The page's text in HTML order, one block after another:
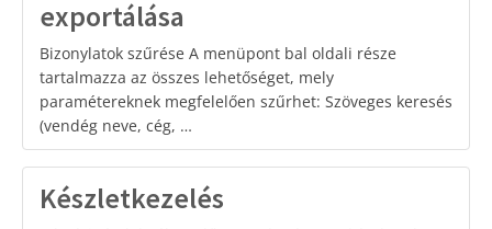
exportálása
Bizonylatok szűrése A menüpont bal oldali része
tartalmazza az összes lehetőséget, mely
paramétereknek megfelelően szűrhet: Szöveges keresés
(vendég neve, cég, …
Készletkezelés